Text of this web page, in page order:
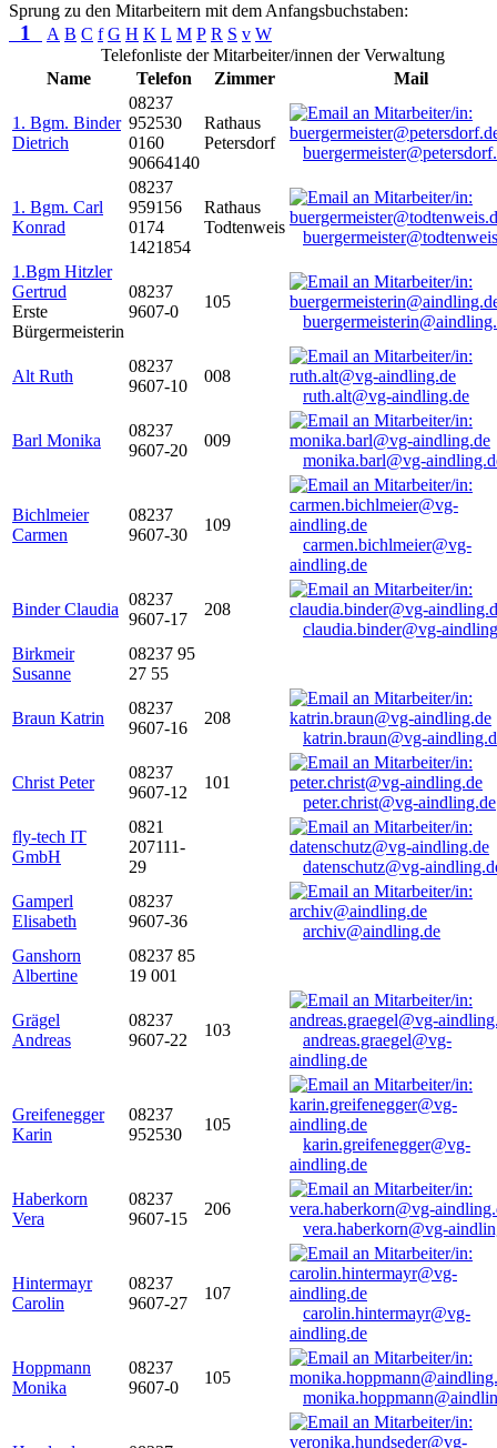
Sprung zu den Mitarbeitern mit dem Anfangsbuchstaben:
1 A B C f G H K L M P R S v W
Telefonliste der Mitarbeiter/innen der Verwaltung
Name
Telefon Zimmer Mail
1. Bgm. Binder
Dietrich
08237
952530
0160
90664140
Rathaus
Petersdorf
1. Bgm. Carl
Konrad
08237
959156
0174
1421854
Rathaus
Todtenweis
1.Bgm Hitzler
Gertrud
Erste
Bürgermeisterin
08237
9607-0
105
Alt Ruth
08237
9607-10
008
ruth.alt@vg-aindling.de
Barl Monika
08237
9607-20
009
monika.barl@vg-
Bichlmeier
Carmen
08237
9607-30
109
carmen.bichlmeier@vg-
aindling.de
Binder Claudia
08237
9607-17
208
claudia.binder@vg-
Birkmeir
Susanne
08237 95
27 55
Braun Katrin
08237
9607-16
208
katrin.braun@vg-
Christ Peter
08237
9607-12
101
peter.christ@vg-aindling.de
fly-tech IT
GmbH
0821
207111-
29
datenschutz@vg-
Gamperl
Elisabeth
08237
9607-36
archiv@aindling.de
Ganshorn
Albertine
08237 85
19 001
Grägel
Andreas
08237
9607-22
103
andreas.graegel@vg-
aindling.de
Greifenegger
Karin
08237
952530
105
karin.greifenegger@vg-
aindling.de
Haberkorn
Vera
08237
9607-15
206
vera.haberkorn@vg-
Hintermayr
Carolin
08237
9607-27
107
carolin.hintermayr@vg-
aindling.de
Hoppmann
Monika
08237
9607-0
105